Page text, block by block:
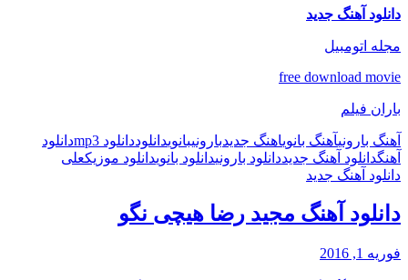
دانلود آهنگ جدید
مجله اتومبیل
free download movie
باران فیلم
آهنگ بارونیآهنگ بانویاهنگ جدیدبارونیبانویدانلوددانلود mp3
دانلود
آهنگدانلود آهنگ جدیددانلود بارونیدانلود بانویدانلود موزیکعلی
دانلود آهنگ جدید
دانلود آهنگ مجید رضا هیچی نگو
فوریه 1, 2016